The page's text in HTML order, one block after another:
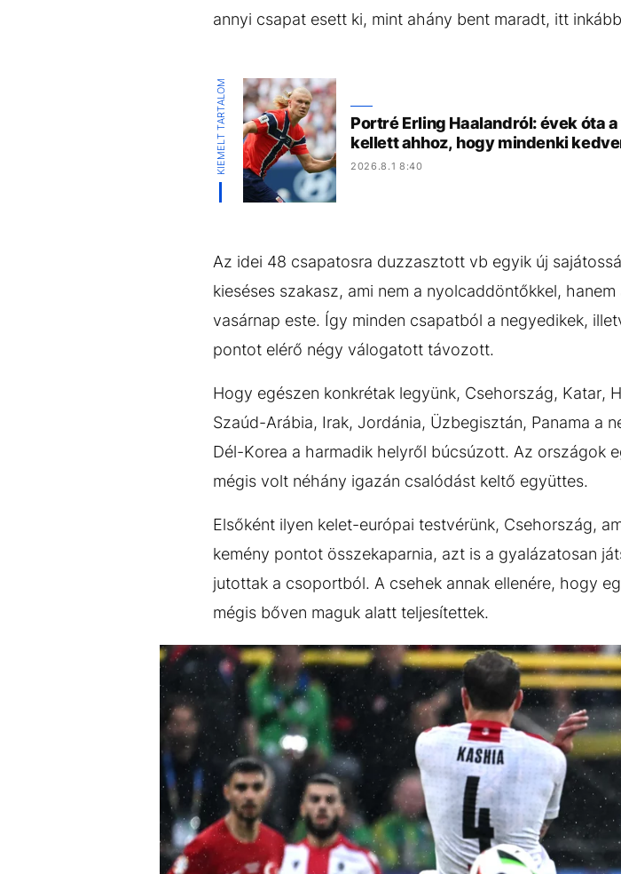
annyi csapat esett ki, mint ahány bent maradt, itt
KIEMELT TARTALOM
Portré Erling Haalandról: évek óta
kellett ahhoz, hogy mindenki
2026.8.1 8:40
Az idei 48 csapatosra duzzasztott vb egyik új
kieséses szakasz, ami nem a nyolcaddöntőkkel,
vasárnap este. Így minden csapatból a negyedikek,
pontot elérő négy válogatott távozott.
Hogy egészen konkrétak legyünk, Csehország, Katar,
Szaúd-Arábia, Irak, Jordánia, Üzbegisztán, Panama a
Dél-Korea a harmadik helyről búcsúzott. Az országok
mégis volt néhány igazán csalódást keltő együttes.
Elsőként ilyen kelet-európai testvérünk, Csehország,
kemény pontot összekaparnia, azt is a gyalázatosan
jutottak a csoportból. A csehek annak ellenére, hogy
mégis bőven maguk alatt teljesítettek.